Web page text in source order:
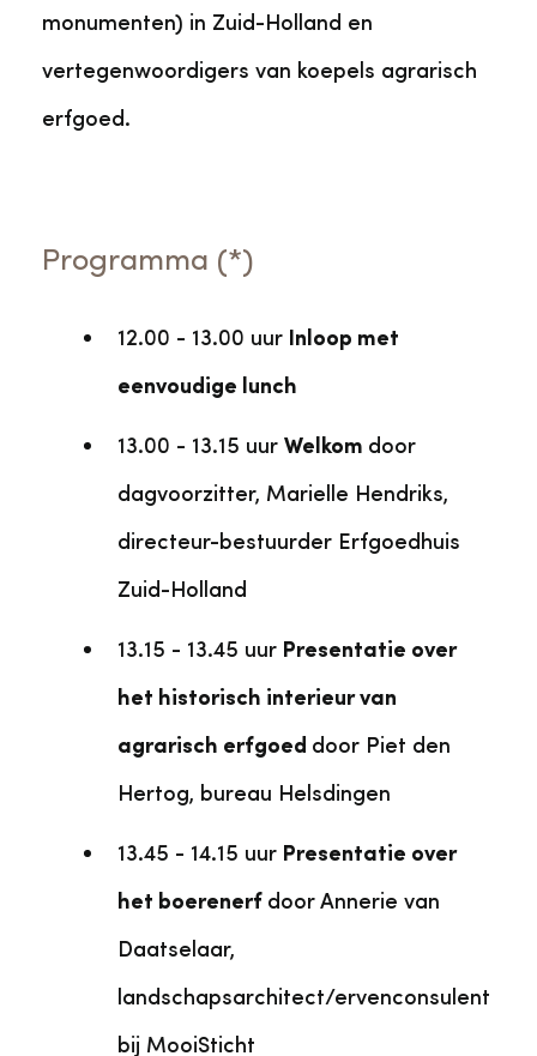
monumenten) in Zuid-Holland en
vertegenwoordigers van koepels agrarisch
erfgoed.
Programma (*)
12.00 - 13.00 uur Inloop met
eenvoudige lunch
13.00 - 13.15 uur Welkom door
dagvoorzitter, Marielle Hendriks,
directeur-bestuurder Erfgoedhuis
Zuid-Holland
13.15 - 13.45 uur Presentatie over
het historisch interieur van
agrarisch erfgoed door Piet den
Hertog, bureau Helsdingen
13.45 - 14.15 uur Presentatie over
het boerenerf door Annerie van
Daatselaar,
landschapsarchitect/ervenconsulent
bij MooiSticht